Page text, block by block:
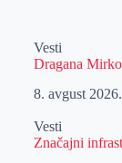
Vesti
Dragana
8. avgust 2026.
Vesti
Značajni